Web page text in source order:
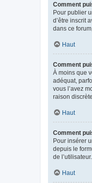
Comment
Pour publier
d’être inscrit
dans ce
Haut
Comment
À moins que
adéquat,
vous l’avez
raison
Haut
Comment
Pour insérer
depuis le
de
Haut